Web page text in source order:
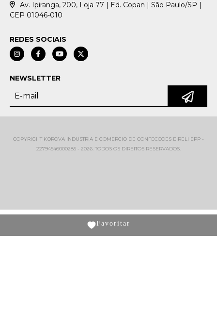
Av. Ipiranga, 200, Loja 77 | Ed. Copan | São Paulo/SP |
CEP 01046-010
REDES SOCIAIS
NEWSLETTER
COPYRIGHT KOROVA INDUSTRIA E COMERCIO DE CONFECCOES EIRELI EPP -
22794546000285 - 2026. TODOS OS DIREITOS RESERVADOS.